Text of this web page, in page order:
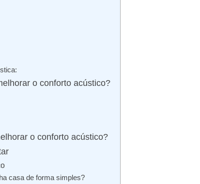
o conforto acústico?
o conforto acústico?
casa de forma simples?